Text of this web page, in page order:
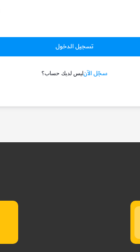
تسجيل الدخول
ليس لديك حساب؟سجّل الآن